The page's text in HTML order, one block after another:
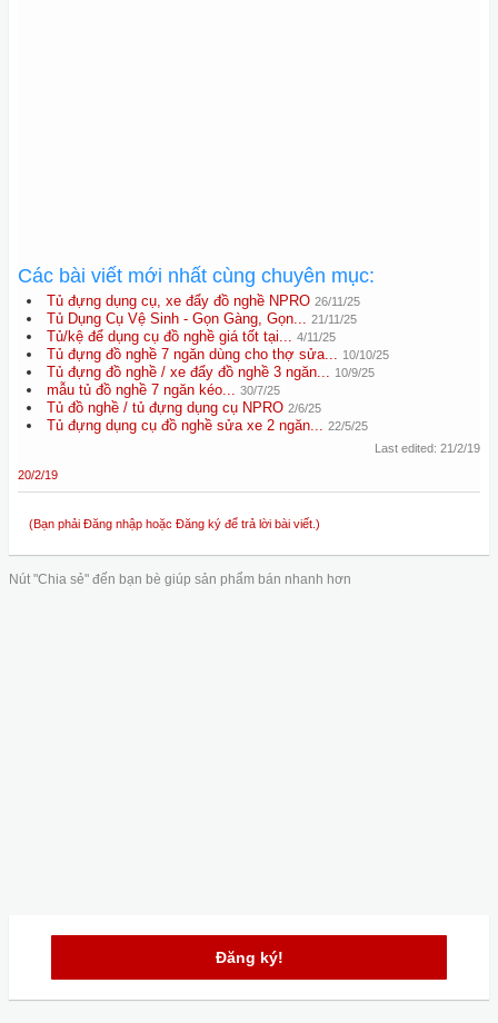
Các bài viết mới nhất cùng chuyên mục:
Tủ đựng dụng cụ, xe đẩy đồ nghề NPRO 26/11/25
Tủ Dụng Cụ Vệ Sinh - Gọn Gàng, Gọn... 21/11/25
Tủ/kệ để dụng cụ đồ nghề giá tốt tại... 4/11/25
Tủ đựng đồ nghề 7 ngăn dùng cho thợ sửa... 10/10/25
Tủ đựng đồ nghề / xe đẩy đồ nghề 3 ngăn... 10/9/25
mẫu tủ đồ nghề 7 ngăn kéo... 30/7/25
Tủ đồ nghề / tủ đựng dụng cụ NPRO 2/6/25
Tủ đựng dụng cụ đồ nghề sửa xe 2 ngăn... 22/5/25
Last edited: 21/2/19
20/2/19
(Bạn phải Đăng nhập hoặc Đăng ký để trả lời bài viết.)
Nút "Chia sẻ" đến bạn bè giúp sản phẩm bán nhanh hơn
Đăng ký!